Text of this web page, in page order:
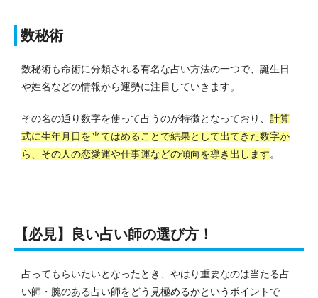
数秘術
数秘術も命術に分類される有名な占い方法の一つで、誕生日
や姓名などの情報から運勢に注目していきます。
その名の通り数字を使って占うのが特徴となっており、 計算
式に生年月日を当てはめることで結果として出てきた数字か
ら、その人の恋愛運や仕事運などの傾向を導き出します。
【必見】良い占い師の選び方！
占ってもらいたいとなったとき、やはり重要なのは当たる占
い師・腕のある占い師をどう見極めるかというポイントで